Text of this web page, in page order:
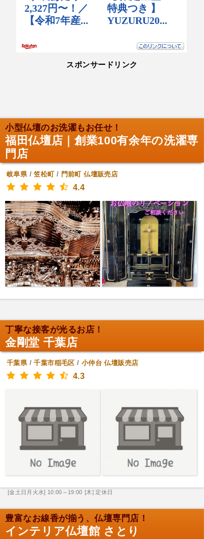
スポンサードリンク
小型仏壇のお洗濯もお任せ！
福田仏壇店｜創業100有余年の洗濯専
門店
岐阜県/笠松町/ 門前町 仏壇販売店
4.4
丁寧な接客が光るお店！
金剛堂 千葉店
千葉県/千葉市稲毛区 / 小仲台 仏壇販売店
4.3
[金土日月火水] 10:00～19:00 [木] 定休日
豊富なお線香が揃う、仏壇専門店！
インテリア仏壇館 さとり